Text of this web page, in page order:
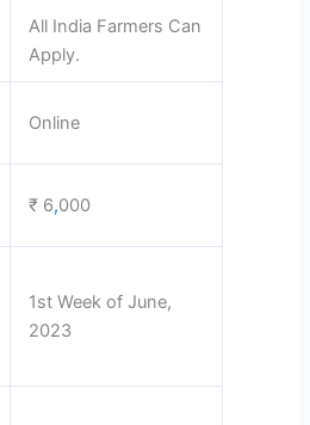
All India Farmers Can
Apply.
Online
₹ 6,000
1st Week of June,
2023